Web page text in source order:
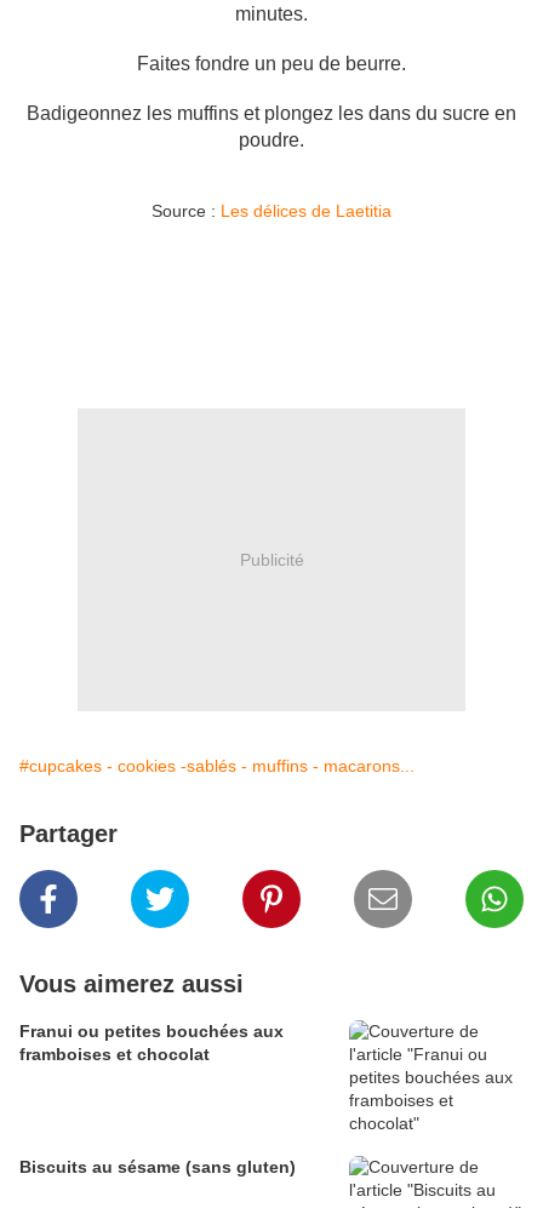
minutes.
Faites fondre un peu de beurre.
Badigeonnez les muffins et plongez les dans du sucre en
poudre.
Source : Les délices de Laetitia
Publicité
#cupcakes - cookies -sablés - muffins - macarons...
Partager
Vous aimerez aussi
Franui ou petites bouchées aux
framboises et chocolat
Biscuits au sésame (sans gluten)